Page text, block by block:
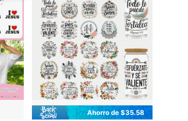
Ahorro de $35.58